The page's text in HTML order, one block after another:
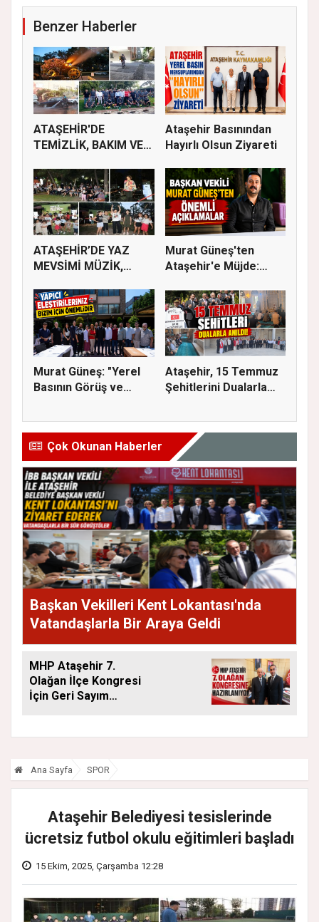
Benzer Haberler
ATAŞEHİR'DE
TEMİZLİK, BAKIM VE
Ataşehir Basınından
Hayırlı Olsun Ziyareti
ATAŞEHİR’DE YAZ
MEVSİMİ MÜZİK,
Murat Güneş'ten
Ataşehir'e Müjde:
Murat Güneş: "Yerel
Basının Görüş ve
Ataşehir, 15 Temmuz
Şehitlerini Dualarla
Çok Okunan Haberler
Başkan Vekilleri Kent Lokantası'nda
Vatandaşlarla Bir Araya Geldi
MHP Ataşehir 7.
Olağan İlçe Kongresi
İçin Geri Sayım
Ana Sayfa SPOR
Ataşehir Belediyesi tesislerinde
ücretsiz futbol okulu eğitimleri başladı
15 Ekim, 2025, Çarşamba 12:28